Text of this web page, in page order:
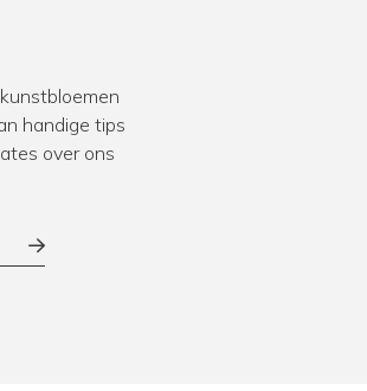
handige tips
over ons